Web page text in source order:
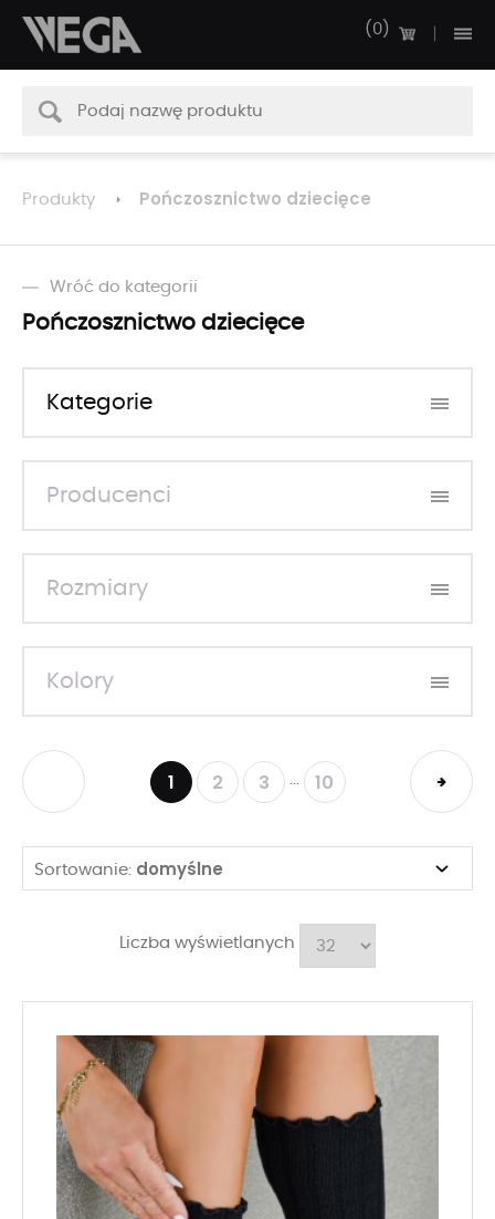
0
Produkty Pończosznictwo dziecięce
Wróć do kategorii
Pończosznictwo dziecięce
Kategorie
Producenci
Rozmiary
Kolory
1 2 3 10
Sortowanie: domyślne
Liczba wyświetlanych